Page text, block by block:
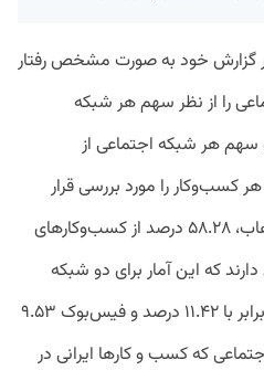
گزارش خود به صورت مشخص رفتار
را از نظر سهم هر شبکه‌
سهم هر شبکه ‌اجتماعی از
را مورد بررسی قرار
داده است. بر اساس آمار نوین‌هاب، ۵۸.۲۸ درصد از کسب‌وکار‌های
که این آمار برای دو شبکه
فیلتر شده در ایران یعنی تلگرام برابر با ۱۱.۴۲ درصد و فیس‌بوک ۹.۵۳
که کسب ‌و کارها ایرانی در